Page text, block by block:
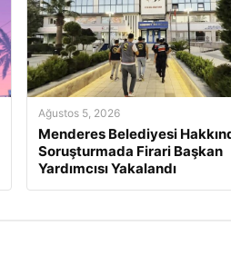
Ağustos 5, 2026
Menderes Belediyesi
Soruşturmada Firari Başkan
Yardımcısı Yakalandı